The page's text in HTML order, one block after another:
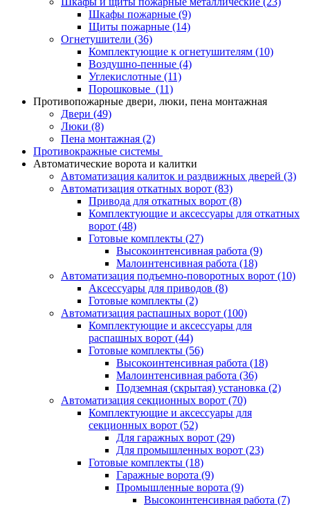
Шкафы пожарные (9)
Щиты пожарные (14)
Огнетушители (36)
Комплектующие к огнетушителям (10)
Воздушно-пенные (4)
Углекислотные (11)
Порошковые (11)
Противопожарные двери, люки, пена монтажная
Двери (49)
Люки (8)
Пена монтажная (2)
Противокражные системы
Автоматические ворота и калитки
Автоматизация калиток и раздвижных дверей (3)
Автоматизация откатных ворот (83)
Привода для откатных ворот (8)
Комплектующие и аксессуары для откатных
ворот (48)
Готовые комплекты (27)
Высокоинтенсивная работа (9)
Малоинтенсивная работа (18)
Автоматизация подъемно-поворотных ворот (10)
Аксессуары для приводов (8)
Готовые комплекты (2)
Автоматизация распашных ворот (100)
Комплектующие и аксессуары для
распашных ворот (44)
Готовые комплекты (56)
Высокоинтенсивная работа (18)
Малоинтенсивная работа (36)
Подземная (скрытая) установка (2)
Автоматизация секционных ворот (70)
Комплектующие и аксессуары для
секционных ворот (52)
Для гаражных ворот (29)
Для промышленных ворот (23)
Готовые комплекты (18)
Гаражные ворота (9)
Промышленные ворота (9)
Высокоинтенсивная работа (7)